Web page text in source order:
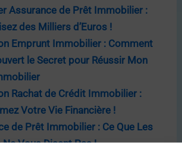
Assurance de Prêt Immobilier :
des Milliers d’Euros !
Emprunt Immobilier : Comment
le Secret pour Réussir Mon
Rachat de Crédit Immobilier :
Votre Vie Financière !
de Prêt Immobilier : Ce Que Les
Ne Vous Disent Pas !